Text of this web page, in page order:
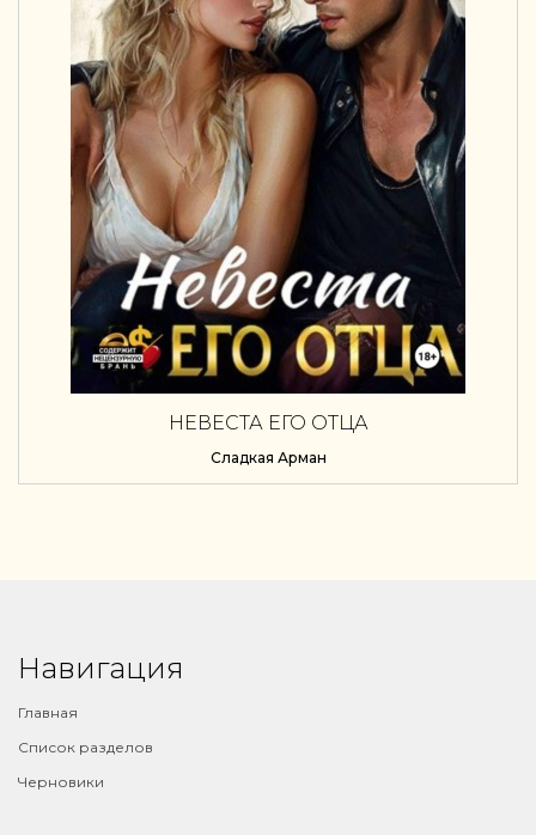
НЕВЕСТА ЕГО ОТЦА
Сладкая Арман
Навигация
Главная
Список разделов
Черновики